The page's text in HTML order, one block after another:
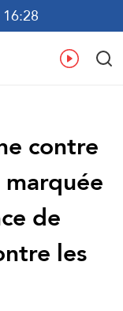
contre
de
les